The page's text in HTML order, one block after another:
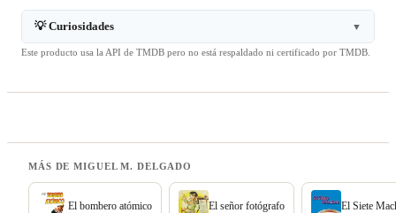
💡 Curiosidades ▼
Este producto usa la API de TMDB pero no está respaldado ni certificado por TMDB.
MÁS DE MIGUEL M. DELGADO
El bombero atómico El señor fotógrafo El Siete